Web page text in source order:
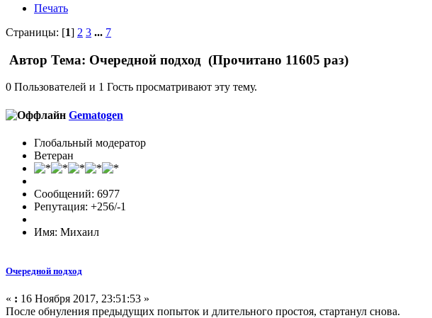
Печать
Страницы: [1] 2 3 ... 7
Автор Тема: Очередной подход (Прочитано 11605 раз)
0 Пользователей и 1 Гость просматривают эту тему.
Gematogen
Глобальный модератор
Ветеран
Сообщений: 6977
Репутация: +256/-1
Имя: Михаил
Очередной подход
« : 16 Ноября 2017, 23:51:53 »
После обнуления предыдущих попыток и длительного простоя, стартанул снова.